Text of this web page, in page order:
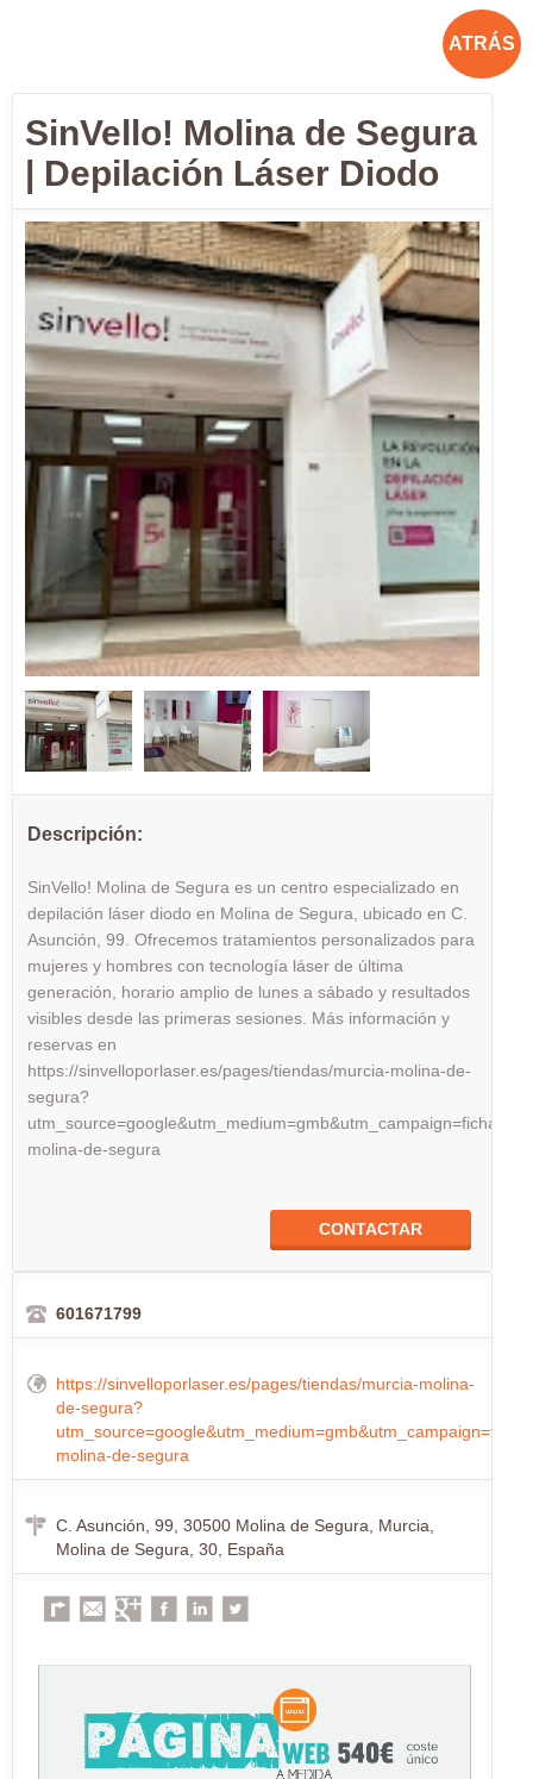
ATRÁS
SinVello! Molina de Segura
| Depilación Láser Diodo
Descripción:
SinVello! Molina de Segura es un centro especializado en
depilación láser diodo en Molina de Segura, ubicado en C.
Asunción, 99. Ofrecemos tratamientos personalizados para
mujeres y hombres con tecnología láser de última
generación, horario amplio de lunes a sábado y resultados
visibles desde las primeras sesiones. Más información y
reservas en
https://sinvelloporlaser.es/pages/tiendas/murcia-molina-de-
segura?
molina-de-segura
CONTACTAR
601671799
https://sinvelloporlaser.es/pages/tiendas/murcia-molina-
de-segura?
molina-de-segura
C. Asunción, 99, 30500 Molina de Segura, Murcia,
Molina de Segura, 30, España